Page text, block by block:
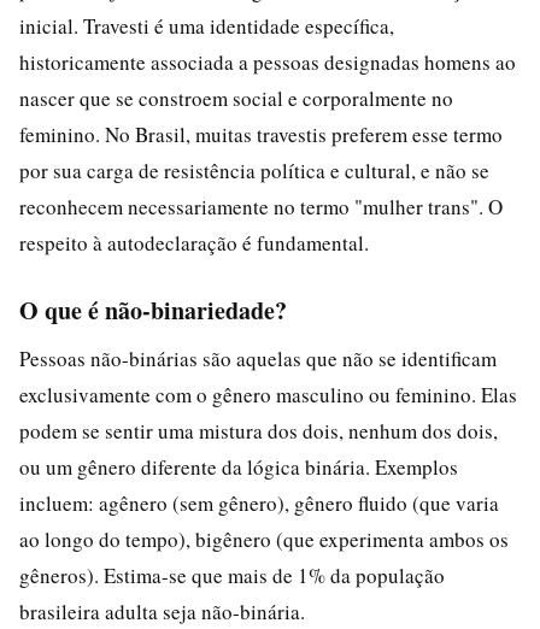
inicial. Travesti é uma identidade específica,
historicamente associada a pessoas designadas homens ao
nascer que se constroem social e corporalmente no
feminino. No Brasil, muitas travestis preferem esse termo
por sua carga de resistência política e cultural, e não se
reconhecem necessariamente no termo "mulher trans". O
respeito à autodeclaração é fundamental.
O que é não-binariedade?
Pessoas não-binárias são aquelas que não se identificam
exclusivamente com o gênero masculino ou feminino. Elas
podem se sentir uma mistura dos dois, nenhum dos dois,
ou um gênero diferente da lógica binária. Exemplos
incluem: agênero (sem gênero), gênero fluido (que varia
ao longo do tempo), bigênero (que experimenta ambos os
gêneros). Estima-se que mais de 1% da população
brasileira adulta seja não-binária.